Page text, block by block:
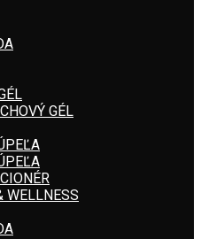
GÉL
WELLNESS